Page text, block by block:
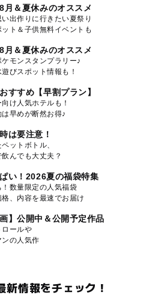
8月＆夏休みのオススメ
出作りに行きたい夏祭り
ト＆子供無料イベントも
8月＆夏休みのオススメ
モンスタンプラリー♪
びスポット情報も！
すすめ【早割プラン】
け人気ホテルも！
早めが断然お得♪
は要注意！
ットボトル、
んでも大丈夫？
い！2026夏の福袋特集
数量限定の人気福袋
、内容を最速でお届け
画】公開中＆公開予定作品
ロールや
ンの人気作
情報をチェック！